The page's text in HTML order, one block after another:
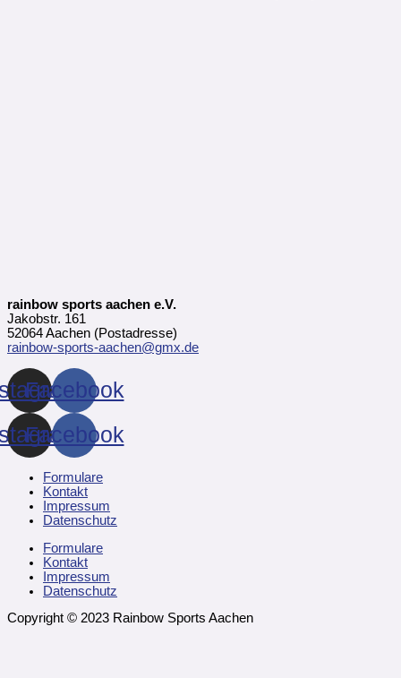
rainbow sports aachen e.V.
Jakobstr. 161
52064 Aachen (Postadresse)
rainbow-sports-aachen@gmx.de
Facebook
Facebook
Formulare
Kontakt
Impressum
Datenschutz
Formulare
Kontakt
Impressum
Datenschutz
Copyright © 2023 Rainbow Sports Aachen